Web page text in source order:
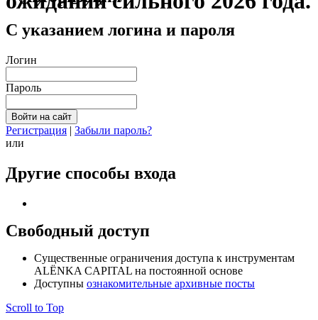
С указанием логина и пароля
Логин
Пароль
Регистрация | Забыли пароль?
или
Другие способы входа
Свободный доступ
Cущественные ограничения доступа к инструментам
ALЁNKA CAPITAL на постоянной основе
Доступны ознакомительные архивные посты
Scroll to Top